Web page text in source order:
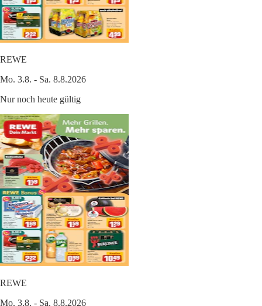
REWE
Mo. 3.8. - Sa. 8.8.2026
Nur noch heute gültig
REWE
Mo. 3.8. - Sa. 8.8.2026